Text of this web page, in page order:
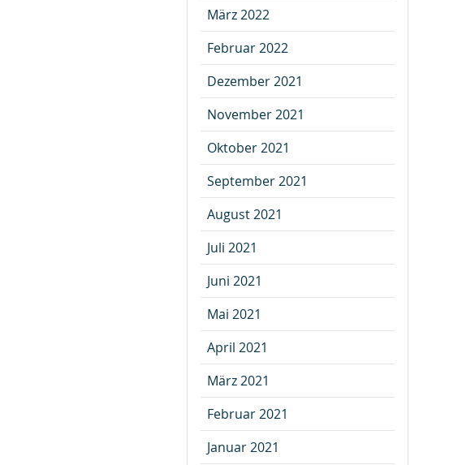
März 2022
Februar 2022
Dezember 2021
November 2021
Oktober 2021
September 2021
August 2021
Juli 2021
Juni 2021
Mai 2021
April 2021
März 2021
Februar 2021
Januar 2021